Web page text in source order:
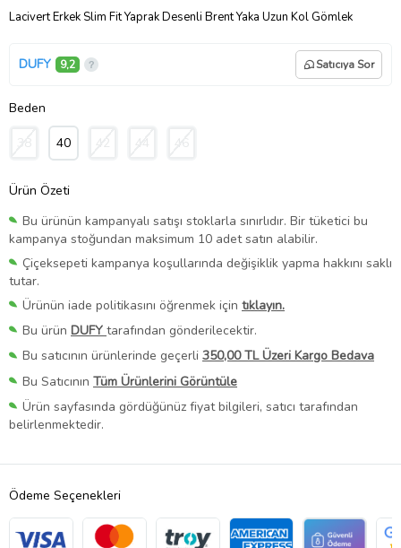
Lacivert Erkek Slim Fit Yaprak Desenli Brent Yaka Uzun Kol Gömlek
DUFY 9,2 Satıcıya Sor
Beden
38 40 42 44 46
Ürün Özeti
Bu ürünün kampanyalı satışı stoklarla sınırlıdır. Bir tüketici bu
kampanya stoğundan maksimum 10 adet satın alabilir.
Çiçeksepeti kampanya koşullarında değişiklik yapma hakkını saklı
tutar.
Ürünün iade politikasını öğrenmek için tıklayın.
Bu ürün DUFY tarafından gönderilecektir.
Bu satıcının ürünlerinde geçerli 350,00 TL Üzeri Kargo Bedava
Bu Satıcının Tüm Ürünlerini Görüntüle
Ürün sayfasında gördüğünüz fiyat bilgileri, satıcı tarafından
belirlenmektedir.
Ödeme Seçenekleri